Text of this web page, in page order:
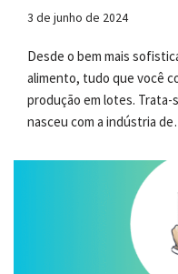
3 de junho de 2024
Desde o bem mais
alimento, tudo que você
produção em lotes. Trata-
nasceu com a indústria